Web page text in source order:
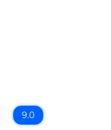
9.0